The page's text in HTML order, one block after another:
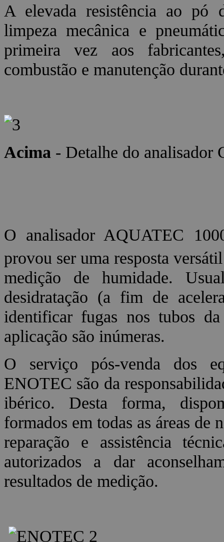
A elevada resistência ao pó
limpeza mecânica e
primeira vez aos
combustão e manutenção
Acima - Detalhe do analisador
O analisador AQUATEC
provou ser uma resposta
medição de humidade.
desidratação (a fim de
identificar fugas nos tubos
aplicação são inúmeras.
O serviço pós-venda dos
ENOTEC são da
ibérico. Desta forma,
formados em todas as áreas
reparação e assistência
autorizados a dar
resultados de medição.